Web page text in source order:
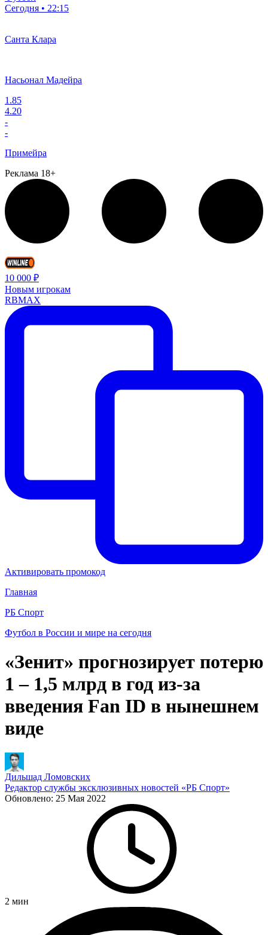
Сегодня • 22:15
Санта Клара
Насьонал Мадейра
1.85
4.20
-
-
Примейра
Реклама 18+
10 000 ₽
Новым игрокам
RBMAX
Активировать промокод
Главная
РБ Спорт
Футбол в России и мире на сегодня
«Зенит» прогнозирует потерю
1 – 1,5 млрд в год из-за
введения Fan ID в нынешнем
виде
Дильшад Ломовских
Редактор службы эксклюзивных новостей «РБ Спорт»
Обновлено: 25 Мая 2022
2 мин